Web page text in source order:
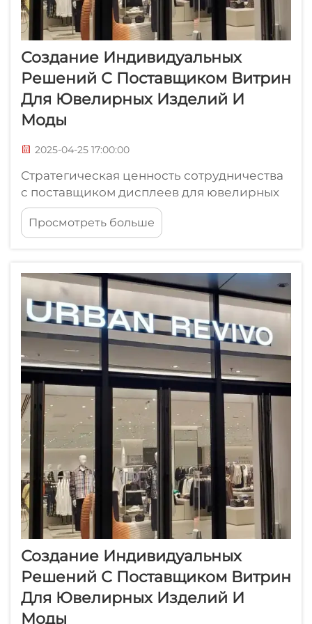
Создание Индивидуальных
Решений С Поставщиком Витрин
Для Ювелирных Изделий И
Моды
2025-04-25 17:00:00
Стратегическая ценность сотрудничества
с поставщиком дисплеев для ювелирных
изделий. Укрепление бренда через
индивидуальный визуальный
мерчандайзинг. Визуальный
конкретные бренды, отлично справляется
с задачей рассказать историю компании и
показать, что для нее важно...
Просмотреть больше
Создание Индивидуальных
Решений С Поставщиком Витрин
Для Ювелирных Изделий И
Моды